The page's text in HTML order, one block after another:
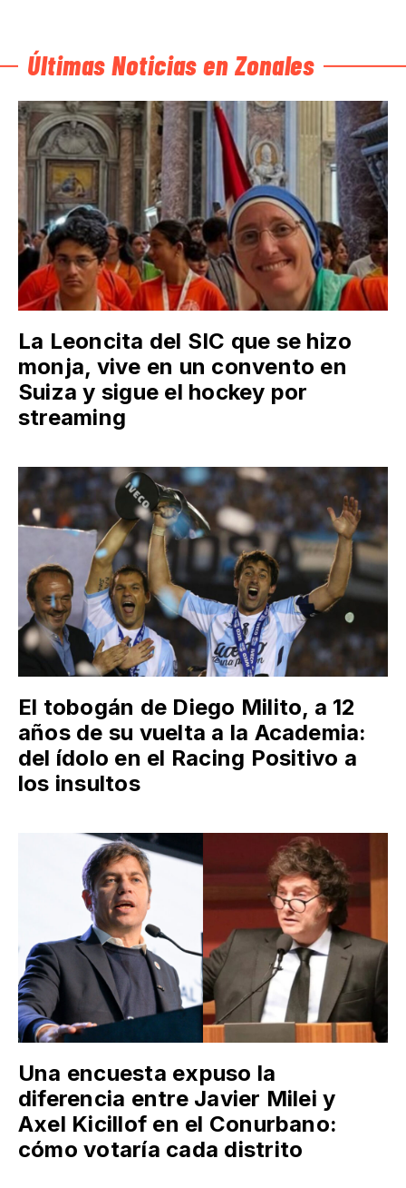
Últimas Noticias en Zonales
La Leoncita del SIC que se hizo
monja, vive en un convento en
Suiza y sigue el hockey por
streaming
El tobogán de Diego Milito, a 12
años de su vuelta a la Academia:
del ídolo en el Racing Positivo a
los insultos
Una encuesta expuso la
diferencia entre Javier Milei y
Axel Kicillof en el Conurbano:
cómo votaría cada distrito